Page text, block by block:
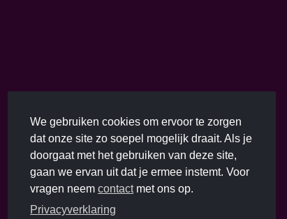
We gebruiken cookies om ervoor te zorgen
dat onze site zo soepel mogelijk draait. Als je
doorgaat met het gebruiken van deze site,
gaan we ervan uit dat je ermee instemt. Voor
vragen neem contactmet ons op.
Privacyverklaring